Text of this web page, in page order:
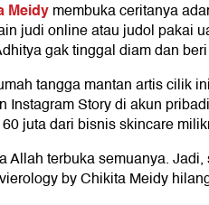
Meidymembuka ceritanya
judi online atau judol pakai
gak tinggal diam dan
tangga mantan artis cilik
Instagram Story di akun
juta dari bisnis skincare
Allah terbuka semuanya.
by Chikita Meidy